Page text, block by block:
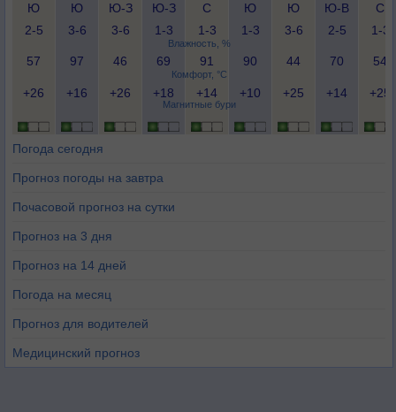
Влажность, %
Комфорт, °C
Магнитные бури
Ю
2-5
Ю
3-6
Ю-З
3-6
Ю-З
1-3
С
1-3
Ю
1-3
Ю
3-6
Ю-В
2-5
С
1-3
57 97 46 69 91 90 44 70 54
+26 +16 +26 +18 +14 +10 +25 +14 +25
Погода сегодня
Прогноз погоды на завтра
Почасовой прогноз на сутки
Прогноз на 3 дня
Прогноз на 14 дней
Погода на месяц
Прогноз для водителей
Медицинский прогноз